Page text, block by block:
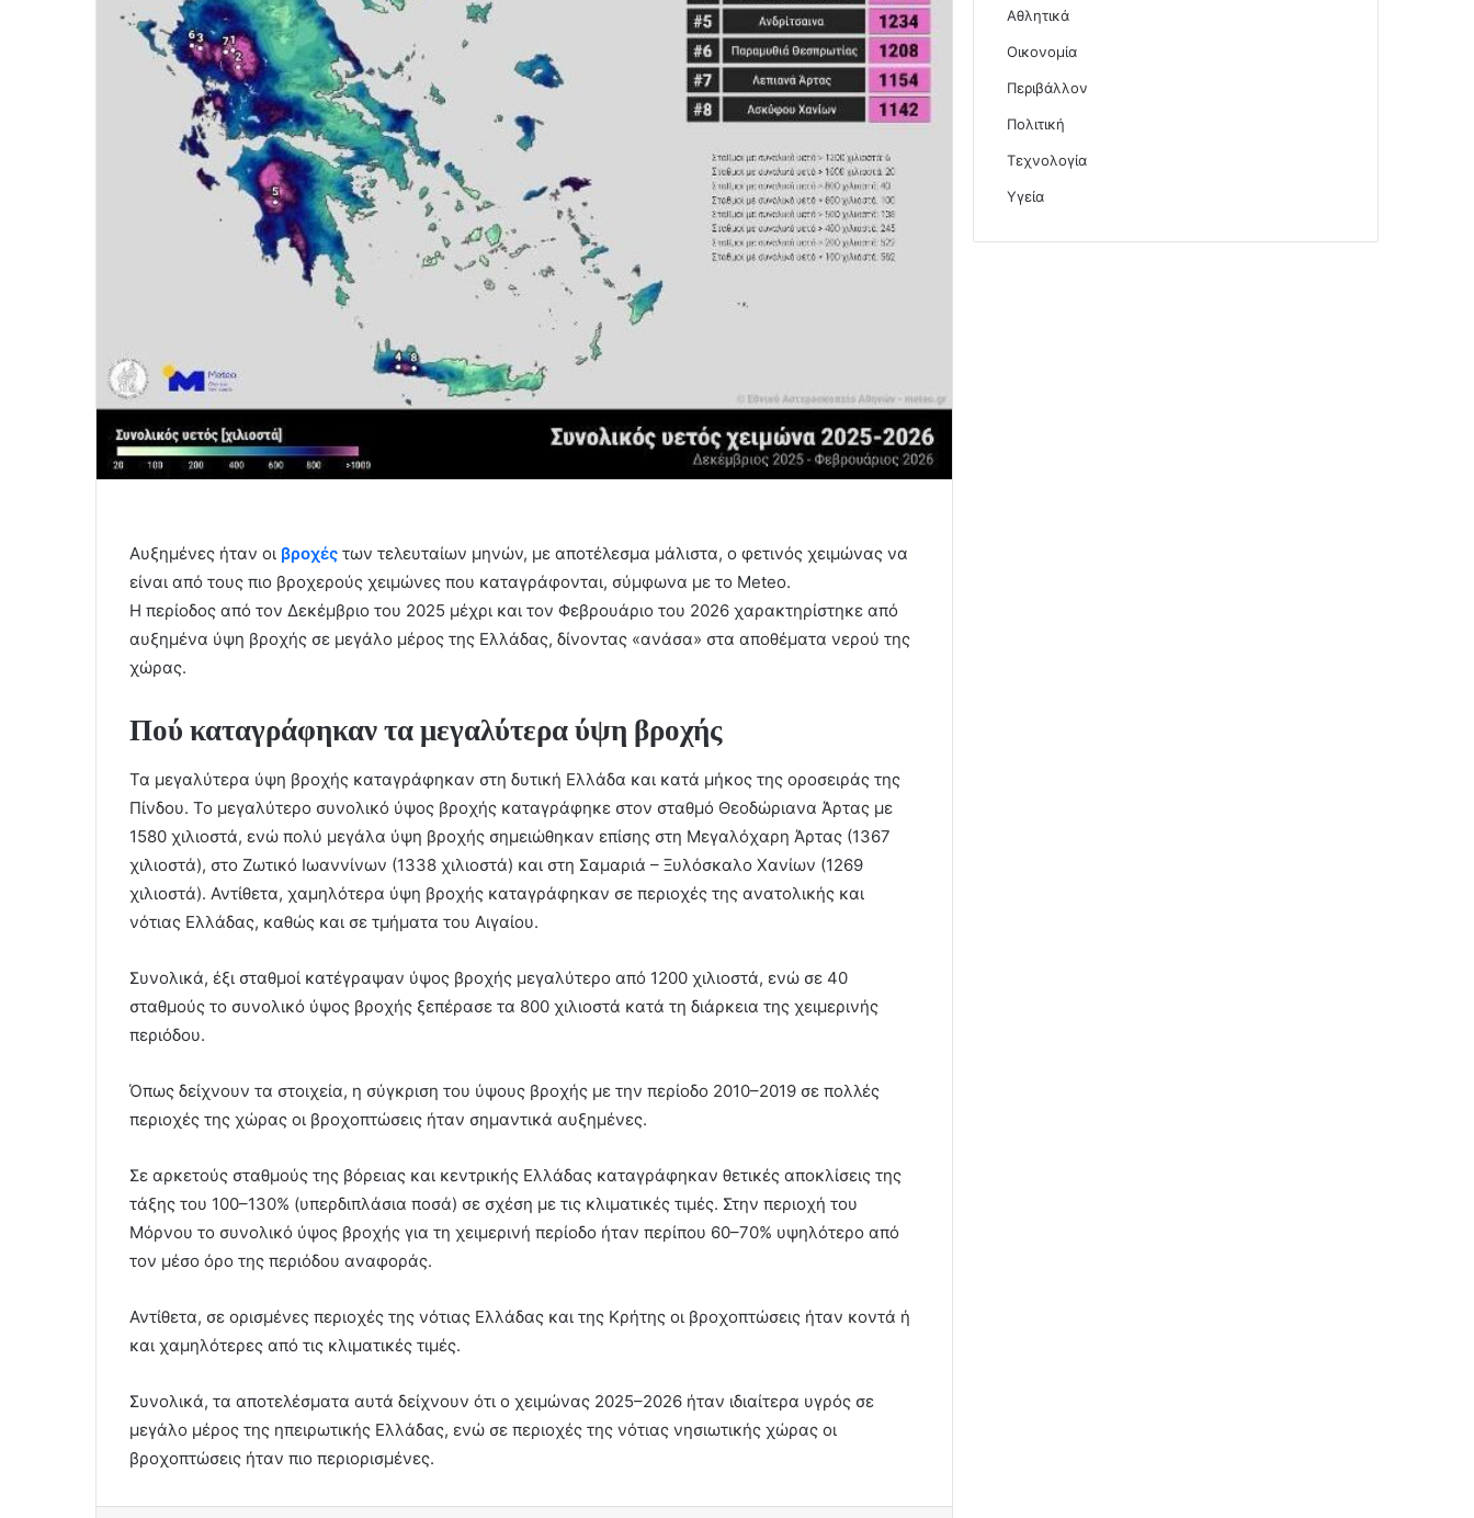
Αυξημένες ήταν οι βροχές των τελευταίων μηνών, με αποτέλεσμα μάλιστα, ο φετινός χειμώνας να
είναι από τους πιο βροχερούς χειμώνες που καταγράφονται, σύμφωνα με το Meteo.
Η περίοδος από τον Δεκέμβριο του 2025 μέχρι και τον Φεβρουάριο του 2026 χαρακτηρίστηκε από
αυξημένα ύψη βροχής σε μεγάλο μέρος της Ελλάδας, δίνοντας «ανάσα» στα αποθέματα νερού της
χώρας.
Πού καταγράφηκαν τα μεγαλύτερα ύψη βροχής
Τα μεγαλύτερα ύψη βροχής καταγράφηκαν στη δυτική Ελλάδα και κατά μήκος της οροσειράς της
Πίνδου. Το μεγαλύτερο συνολικό ύψος βροχής καταγράφηκε στον σταθμό Θεοδώριανα Άρτας με
1580 χιλιοστά, ενώ πολύ μεγάλα ύψη βροχής σημειώθηκαν επίσης στη Μεγαλόχαρη Άρτας (1367
χιλιοστά), στο Ζωτικό Ιωαννίνων (1338 χιλιοστά) και στη Σαμαριά – Ξυλόσκαλο Χανίων (1269
χιλιοστά). Αντίθετα, χαμηλότερα ύψη βροχής καταγράφηκαν σε περιοχές της ανατολικής και
νότιας Ελλάδας, καθώς και σε τμήματα του Αιγαίου.
Συνολικά, έξι σταθμοί κατέγραψαν ύψος βροχής μεγαλύτερο από 1200 χιλιοστά, ενώ σε 40
σταθμούς το συνολικό ύψος βροχής ξεπέρασε τα 800 χιλιοστά κατά τη διάρκεια της χειμερινής
περιόδου.
Όπως δείχνουν τα στοιχεία, η σύγκριση του ύψους βροχής με την περίοδο 2010–2019 σε πολλές
περιοχές της χώρας οι βροχοπτώσεις ήταν σημαντικά αυξημένες.
Σε αρκετούς σταθμούς της βόρειας και κεντρικής Ελλάδας καταγράφηκαν θετικές αποκλίσεις της
τάξης του 100–130% (υπερδιπλάσια ποσά) σε σχέση με τις κλιματικές τιμές. Στην περιοχή του
Μόρνου το συνολικό ύψος βροχής για τη χειμερινή περίοδο ήταν περίπου 60–70% υψηλότερο από
τον μέσο όρο της περιόδου αναφοράς.
Αντίθετα, σε ορισμένες περιοχές της νότιας Ελλάδας και της Κρήτης οι βροχοπτώσεις ήταν κοντά ή
και χαμηλότερες από τις κλιματικές τιμές.
Συνολικά, τα αποτελέσματα αυτά δείχνουν ότι ο χειμώνας 2025–2026 ήταν ιδιαίτερα υγρός σε
μεγάλο μέρος της ηπειρωτικής Ελλάδας, ενώ σε περιοχές της νότιας νησιωτικής χώρας οι
βροχοπτώσεις ήταν πιο περιορισμένες.
Αθλητικά
Οικονομία
Περιβάλλον
Πολιτική
Τεχνολογία
Υγεία